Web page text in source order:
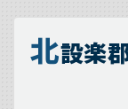
北設楽